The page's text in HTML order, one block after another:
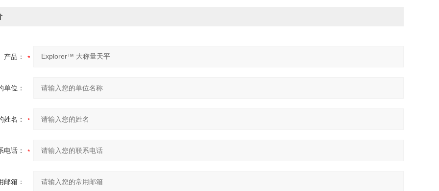
产品：
单位：
姓名：
电话：
邮箱：